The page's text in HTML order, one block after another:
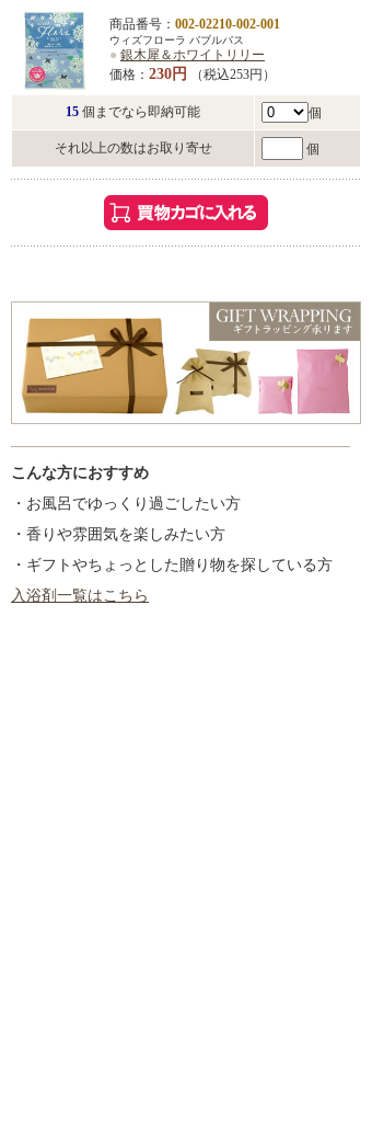
商品番号： 002-02210-002-001
ウィズフローラ バブルバス
● 銀木犀＆ホワイトリリー
価格： 230円 （税込253円）
15 個までなら即納可能 個
それ以上の数はお取り寄せ 個
こんな方におすすめ
・お風呂でゆっくり過ごしたい方
・香りや雰囲気を楽しみたい方
・ギフトやちょっとした贈り物を探している方
入浴剤一覧はこちら